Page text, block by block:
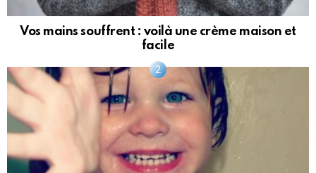
Vos mains souffrent : voilà une crème maison et
facile